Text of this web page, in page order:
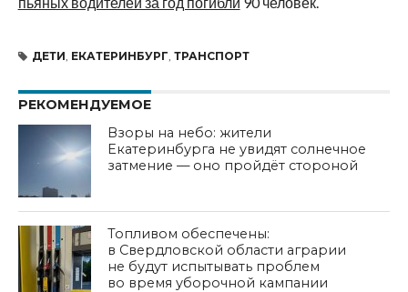
ДЕТИ ЕКАТЕРИНБУРГ ТРАНСПОРТ
РЕКОМЕНДУЕМОЕ
Взоры на небо: жители
Екатеринбурга не увидят солнечное
затмение — оно пройдёт стороной
Топливом обеспечены:
в Свердловской области аграрии
не будут испытывать проблем
во время уборочной кампании